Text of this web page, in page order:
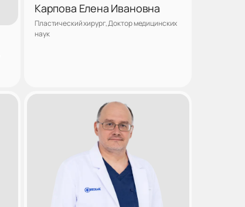
Карпова Елена Ивановна
Пластический хирург, Доктор медицинских
наук